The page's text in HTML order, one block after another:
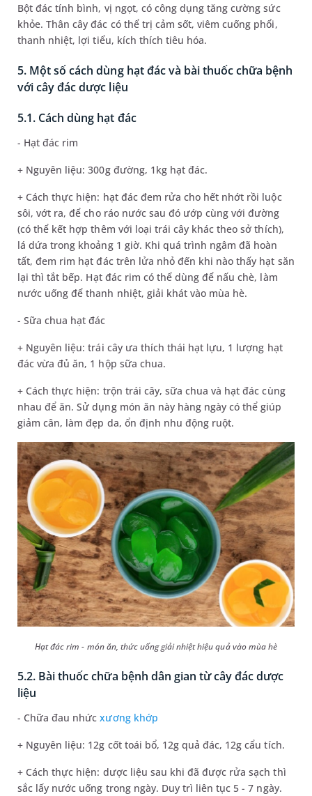
Bột đác tính bình, vị ngọt, có công dụng tăng cường sức
khỏe. Thân cây đác có thể trị cảm sốt, viêm cuống phổi,
thanh nhiệt, lợi tiểu, kích thích tiêu hóa.
5. Một số cách dùng hạt đác và bài thuốc chữa bệnh
với cây đác dược liệu
5.1. Cách dùng hạt đác
- Hạt đác rim
+ Nguyên liệu: 300g đường, 1kg hạt đác.
+ Cách thực hiện: hạt đác đem rửa cho hết nhớt rồi luộc
sôi, vớt ra, để cho ráo nước sau đó ướp cùng với đường
(có thể kết hợp thêm với loại trái cây khác theo sở thích),
lá dứa trong khoảng 1 giờ. Khi quá trình ngâm đã hoàn
tất, đem rim hạt đác trên lửa nhỏ đến khi nào thấy hạt săn
lại thì tắt bếp. Hạt đác rim có thể dùng để nấu chè, làm
nước uống để thanh nhiệt, giải khát vào mùa hè.
- Sữa chua hạt đác
+ Nguyên liệu: trái cây ưa thích thái hạt lựu, 1 lượng hạt
đác vừa đủ ăn, 1 hộp sữa chua.
+ Cách thực hiện: trộn trái cây, sữa chua và hạt đác cùng
nhau để ăn. Sử dụng món ăn này hàng ngày có thể giúp
giảm cân, làm đẹp da, ổn định nhu động ruột.
Hạt đác rim - món ăn, thức uống giải nhiệt hiệu quả vào mùa hè
5.2. Bài thuốc chữa bệnh dân gian từ cây đác dược
liệu
- Chữa đau nhứcxương khớp
+ Nguyên liệu: 12g cốt toái bổ, 12g quả đác, 12g cẩu tích.
+ Cách thực hiện: dược liệu sau khi đã được rửa sạch thì
sắc lấy nước uống trong ngày. Duy trì liên tục 5 - 7 ngày.